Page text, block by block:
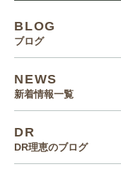
BLOG
ブログ
NEWS
新着情報一覧
DR
DR理恵のブログ